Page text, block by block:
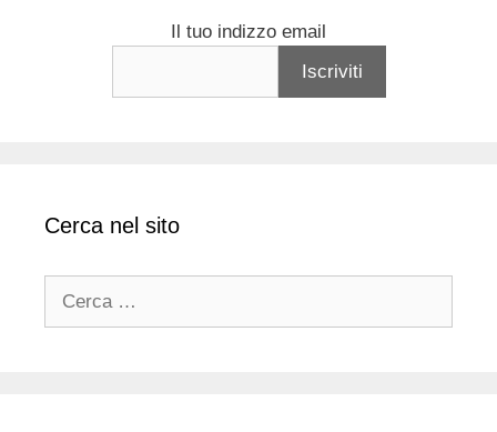
Il tuo indizzo email
Cerca nel sito